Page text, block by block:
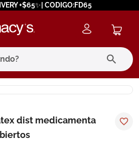
+$65✨| CODIGO:FD65
dist medicamenta